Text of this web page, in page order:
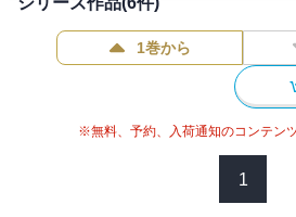
き返した四葉だったが、そこには会社の
（たかおみ りゅうじ）が居て、彼の手
れていた――。※本作品は2024/10/31ま
配信されていた作品と同内容のコンテン
1巻から
※無料、予約、入荷通知のコンテン
1